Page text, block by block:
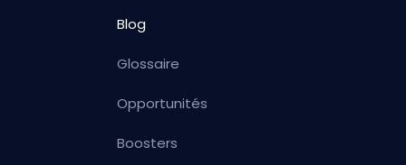
Blog
Glossaire
Opportunités
Boosters